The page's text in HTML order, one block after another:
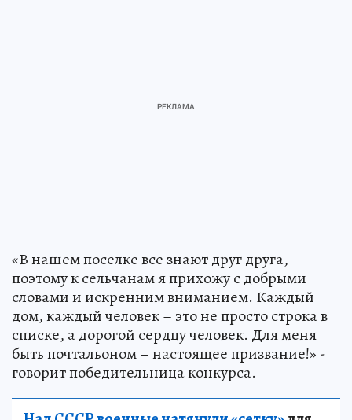
«В нашем поселке все знают друг друга,
поэтому к сельчанам я прихожу с добрыми
словами и искренним вниманием. Каждый
дом, каждый человек – это не просто строка в
списке, а дорогой сердцу человек. Для меня
быть почтальоном – настоящее призвание!» -
говорит победительница конкурса.